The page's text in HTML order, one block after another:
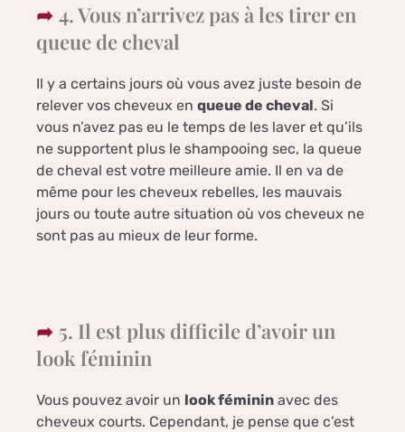
4. Vous n’arrivez pas à les tirer en
queue de cheval
Il y a certains jours où vous avez juste besoin de
relever vos cheveux en queue de cheval. Si
vous n’avez pas eu le temps de les laver et qu’ils
ne supportent plus le shampooing sec, la queue
de cheval est votre meilleure amie. Il en va de
même pour les cheveux rebelles, les mauvais
jours ou toute autre situation où vos cheveux ne
sont pas au mieux de leur forme.
5. Il est plus difficile d’avoir un
look féminin
Vous pouvez avoir un look féminin avec des
cheveux courts. Cependant, je pense que c’est